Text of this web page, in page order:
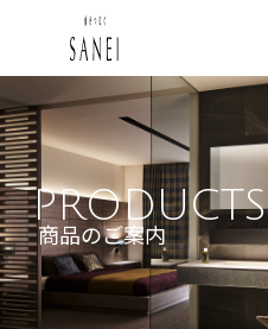
PRODUCTS
商品のご案内